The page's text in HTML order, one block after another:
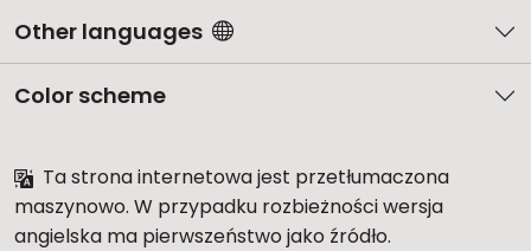
Other languages
Color scheme
Ta strona internetowa jest przetłumaczona
maszynowo. W przypadku rozbieżności wersja
angielska ma pierwszeństwo jako źródło.